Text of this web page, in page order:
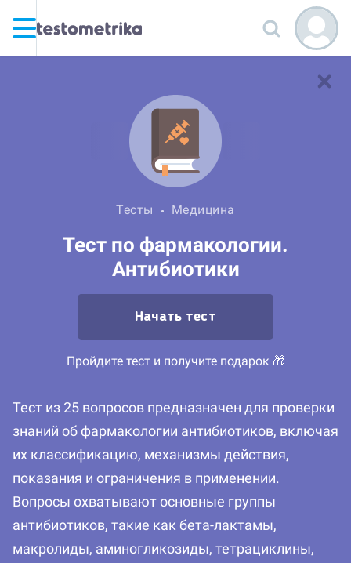
Тесты Медицина
Тест по фармакологии.
Антибиотики
Начать тест
Пройдите тест и получите подарок 🎁
Тест из 25 вопросов предназначен для проверки
знаний об фармакологии антибиотиков, включая
их классификацию, механизмы действия,
показания и ограничения в применении.
Вопросы охватывают основные группы
антибиотиков, такие как бета-лактамы,
макролиды, аминогликозиды, тетрациклины,